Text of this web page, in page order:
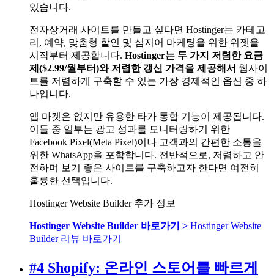
있습니다.
전자상거래 사이트를 만들고 싶다면 Hostinger는 카테고
리, 예약, 맞춤형 할인 및 심지어 마케팅을 위한 위젯을
시작부터 제공합니다. Hostinger는 두 가지 저렴한 요금
제($2.99/월부터)와 저렴한 갱신 가격을 제공해서 웹사이
트를 저렴하게 구축할 수 있는 가장 경제적인 옵션 중 하
나입니다.
앱 마켓은 없지만 유용한 타가 통합 기능이 제공됩니다.
이들 중 일부는 광고 성과를 모니터링하기 위한
Facebook Pixel(Meta Pixel)이나 고객과의 간편한 소통을
위한 WhatsApp을 포함합니다. 전반적으로, 저렴하고 안
전하며 보기 좋은 사이트를 구축하고자 한다면 여전히
훌륭한 선택입니다.
Hostinger Website Builder 추가 정보
Hostinger Website Builder 바로가기 > Hostinger Website
Builder 리뷰 바로가기
#4 Shopify: 온라인 스토어를 빠르게